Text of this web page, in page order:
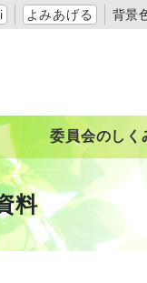
よみあげる 背景
委員会のしく
料